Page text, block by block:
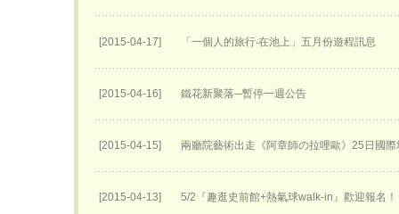
[2015-04-17] 「一個人的旅行‧在池上」五月份遊程訊息
[2015-04-16] 鐵花新聚落─暫停一週公告
[2015-04-15] 兩廳院藝術出走《阿章師の拉哩歐》25日國
[2015-04-13] 5/2『趣逛史前館+熱氣球walk-in』歡迎報名！